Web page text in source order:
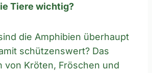
Tiere wichtig?
die Amphibien überhaupt
schützenswert? Das
von Kröten, Fröschen und